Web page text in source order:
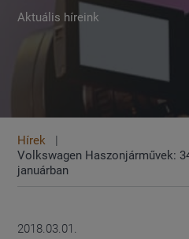
Aktuális híreink
Hírek
Volkswagen Haszonjárművek:
januárban
2018.03.01.